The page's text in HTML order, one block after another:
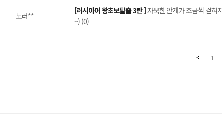
노러**
[러시아어 왕초보탈출 3탄 ]자욱한 안개가 조금씩 걷혀
~) (0)
1